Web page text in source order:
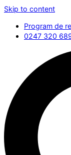
Skip to content
Program de
0247 320